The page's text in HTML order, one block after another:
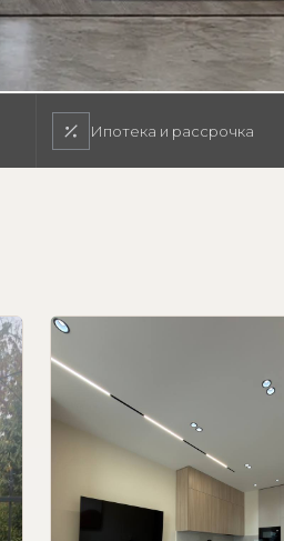
Ипотека и рассрочка